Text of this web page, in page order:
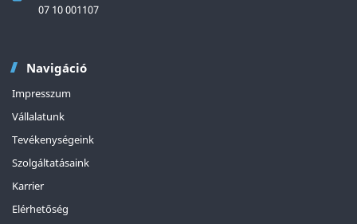
07 10 001107
Navigáció
Impresszum
Vállalatunk
Tevékenységeink
Szolgáltatásaink
Karrier
Elérhetőség